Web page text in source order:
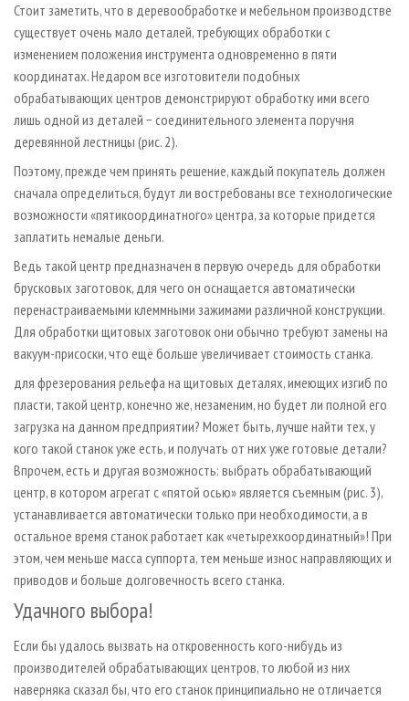
Стоит заметить, что в деревообработке и мебельном производстве
существует очень мало деталей, требующих обработки с
изменением положения инструмента одновременно в пяти
координатах. Недаром все изготовители подобных
обрабатывающих центров демонстрируют обработку ими всего
лишь одной из деталей − соединительного элемента поручня
деревянной лестницы (рис. 2).
Поэтому, прежде чем принять решение, каждый покупатель должен
сначала определиться, будут ли востребованы все технологические
возможности «пятикоординатного» центра, за которые придется
заплатить немалые деньги.
Ведь такой центр предназначен в первую очередь для обработки
брусковых заготовок, для чего он оснащается автоматически
перенастраиваемыми клеммными зажимами различной конструкции.
Для обработки щитовых заготовок они обычно требуют замены на
вакуум-присоски, что ещё больше увеличивает стоимость станка.
для фрезерования рельефа на щитовых деталях, имеющих изгиб по
пласти, такой центр, конечно же, незаменим, но будет ли полной его
загрузка на данном предприятии? Может быть, лучше найти тех, у
кого такой станок уже есть, и получать от них уже готовые детали?
Впрочем, есть и другая возможность: выбрать обрабатывающий
центр, в котором агрегат с «пятой осью» является съемным (рис. 3),
устанавливается автоматически только при необходимости, а в
остальное время станок работает как «четырехкоординатный»! При
этом, чем меньше масса суппорта, тем меньше износ направляющих и
приводов и больше долговечность всего станка.
Удачного выбора!
Если бы удалось вызвать на откровенность кого-нибудь из
производителей обрабатывающих центров, то любой из них
наверняка сказал бы, что его станок принципиально не отличается